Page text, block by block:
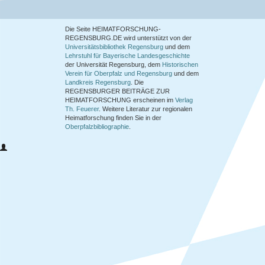
Die Seite HEIMATFORSCHUNG-
REGENSBURG.DE wird unterstützt von der
Universitätsbibliothek Regensburg und dem
Lehrstuhl für Bayerische Landesgeschichte
der Universität Regensburg, dem Historischen
Verein für Oberpfalz und Regensburg und dem
Landkreis Regensburg . Die
REGENSBURGER BEITRÄGE ZUR
HEIMATFORSCHUNG erscheinen im Verlag
Th. Feuerer. Weitere Literatur zur regionalen
Heimatforschung finden Sie in der
Oberpfalzbibliographie